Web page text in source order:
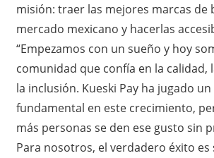
misión: traer las mejores marcas de
mercado mexicano y hacerlas
“Empezamos con un sueño y hoy
comunidad que confía en la calidad,
la inclusión. Kueski Pay ha jugado
fundamental en este crecimiento,
más personas se den ese gusto sin
Para nosotros, el verdadero éxito es